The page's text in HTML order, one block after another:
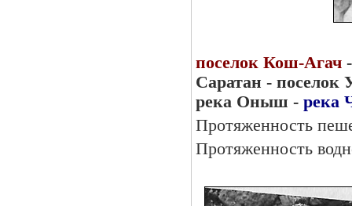
поселок Кош-Агач-
Саратан - поселок
река Оныш - река
Протяженность
Протяженность